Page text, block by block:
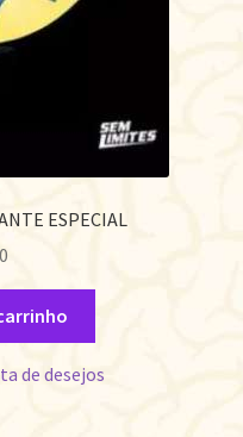
ESPECIAL
de desejos